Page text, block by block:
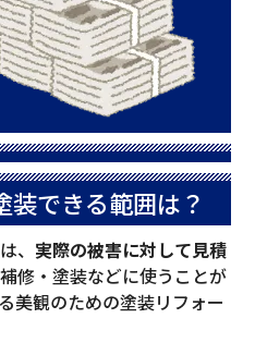
できる範囲は？
、 実際の被害に対して見積
修・塗装などに使うことが
美観のための塗装リフォー